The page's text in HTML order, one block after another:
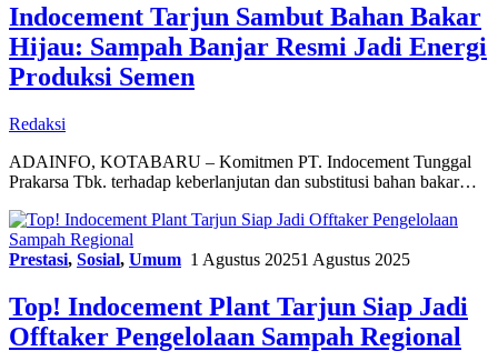
Indocement Tarjun Sambut Bahan Bakar
Hijau: Sampah Banjar Resmi Jadi Energi
Produksi Semen
Redaksi
ADAINFO, KOTABARU – Komitmen PT. Indocement Tunggal
Prakarsa Tbk. terhadap keberlanjutan dan substitusi bahan bakar…
Prestasi, Sosial, Umum 1 Agustus 20251 Agustus 2025
Top! Indocement Plant Tarjun Siap Jadi
Offtaker Pengelolaan Sampah Regional